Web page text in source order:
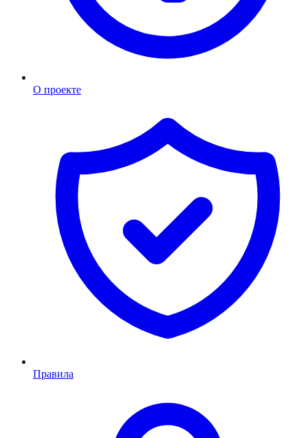
О проекте
Правила